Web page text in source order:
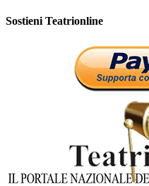
Sostieni Teatrionline